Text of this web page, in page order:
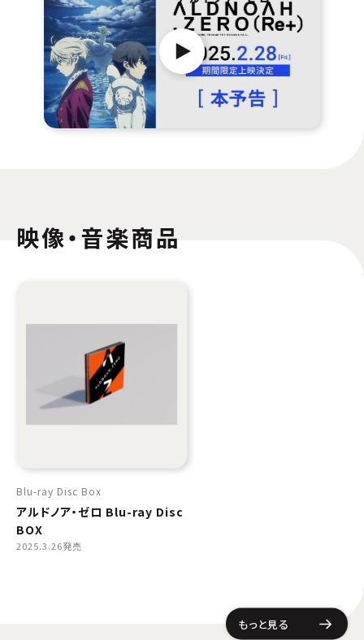
映像・音楽商品
Blu-ray Disc Box
アルドノア・ゼロ Blu-ray Disc
BOX
2025.3.26発売
もっと見る